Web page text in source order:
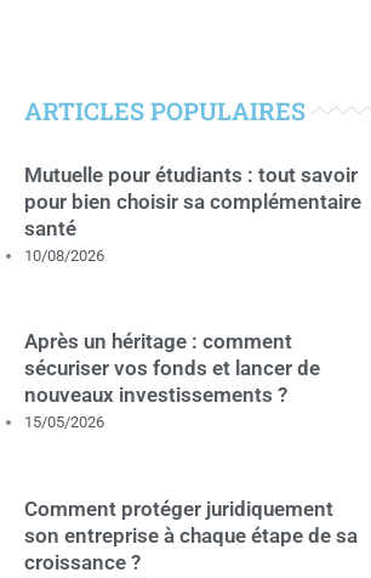
ARTICLES POPULAIRES
Mutuelle pour étudiants : tout savoir
pour bien choisir sa complémentaire
santé
10/08/2026
Après un héritage : comment
sécuriser vos fonds et lancer de
nouveaux investissements ?
15/05/2026
Comment protéger juridiquement
son entreprise à chaque étape de sa
croissance ?